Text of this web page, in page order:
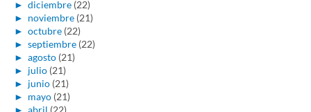
► diciembre (22)
► noviembre (21)
► octubre (22)
► septiembre (22)
► agosto (21)
► julio (21)
► junio (21)
► mayo (21)
► abril (22)